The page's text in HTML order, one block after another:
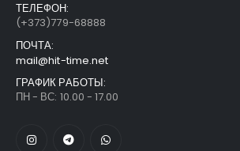
ТЕЛЕФОН:
(+373)779-68888
ПОЧТА:
mail@hit-time.net
ГРАФИК РАБОТЫ:
ПН - ВС: 10.00 - 17.00